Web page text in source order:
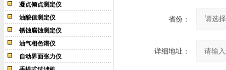
凝点倾点测定仪
油酸值测定仪
锈蚀腐蚀测定仪
油气相色谱仪
自动界面张力仪
省份：
详细地址：